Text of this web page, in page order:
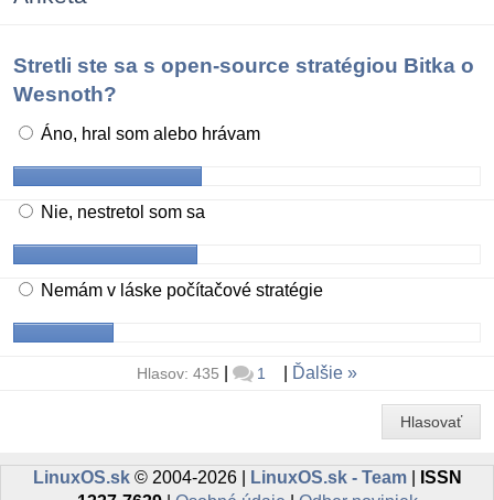
Stretli ste sa s open-source stratégiou Bitka o
Wesnoth?
Áno, hral som alebo hrávam
Nie, nestretol som sa
Nemám v láske počítačové stratégie
Hlasov: 435 1 Ďalšie
Hlasovať
LinuxOS.sk© 2004-2026 | LinuxOS.sk - Team|
ISSN